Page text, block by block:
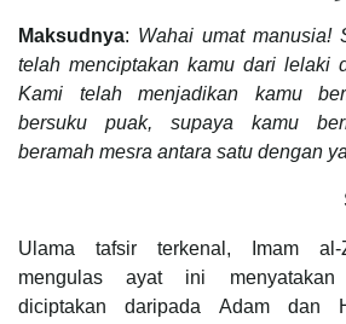
Maksudnya: Wahai umat manusia!
telah menciptakan kamu dari lelaki
Kami telah menjadikan kamu
bersuku puak, supaya kamu
beramah mesra antara satu dengan
Ulama tafsir terkenal, Imam al-
mengulas ayat ini menyatakan
diciptakan daripada Adam dan